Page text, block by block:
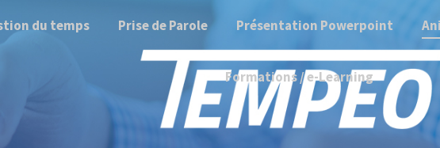
du temps Prise de Parole Présentation Powerpoint
Formations / e-Learning